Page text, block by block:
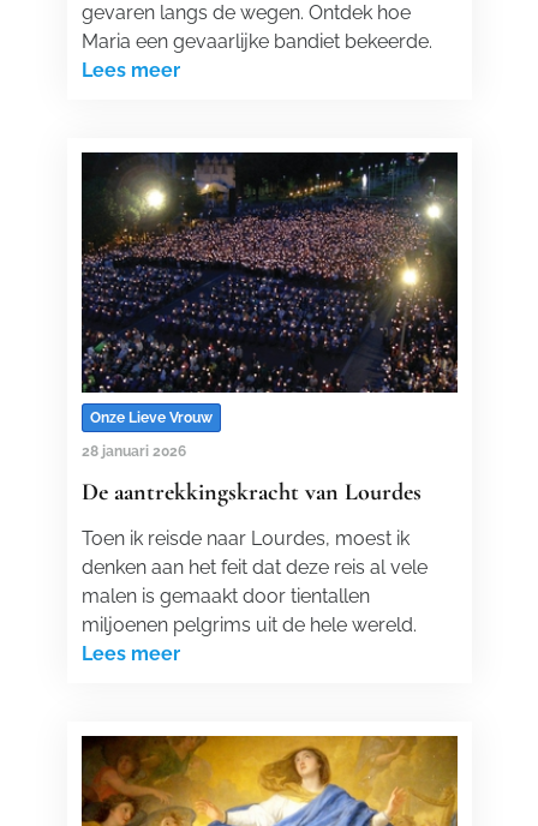
gevaren langs de wegen. Ontdek hoe
Maria een gevaarlijke bandiet bekeerde.
Lees meer
Onze Lieve Vrouw
28 januari 2026
De aantrekkingskracht van Lourdes
Toen ik reisde naar Lourdes, moest ik
denken aan het feit dat deze reis al vele
malen is gemaakt door tientallen
miljoenen pelgrims uit de hele wereld.
Lees meer